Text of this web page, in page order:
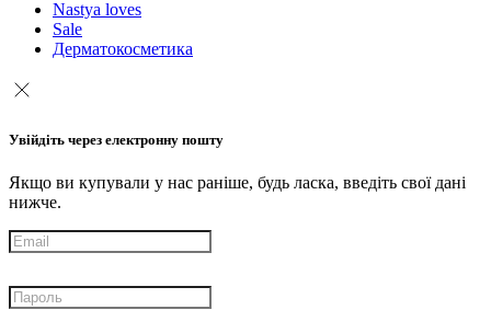
Nastya loves
Sale
Дерматокосметика
Увійдіть через електронну пошту
Якщо ви купували у нас раніше, будь ласка, введіть свої дані
нижче.